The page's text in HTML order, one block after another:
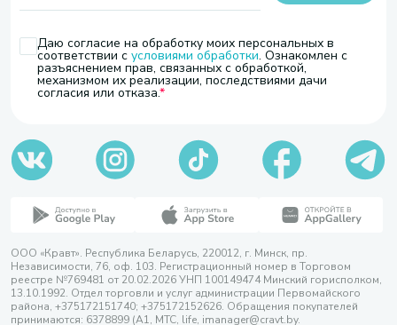
Даю согласие на обработку моих персональных в
соответствии с условиями обработки. Ознакомлен с
разъяснением прав, связанных с обработкой,
механизмом их реализации, последствиями дачи
согласия или отказа.
ООО «Кравт». Республика Беларусь, 220012, г. Минск, пр.
Независимости, 76, оф. 103. Регистрационный номер в Торговом
реестре №769481 от 20.02.2026 УНП 100149474 Минский горисполком,
13.10.1992. Отдел торговли и услуг администрации Первомайского
района, +375172151740; +375172152626. Обращения покупателей
принимаются: 6378899 (А1, МТС, life, imanager@cravt.by.